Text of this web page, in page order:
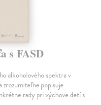
s FASD
alkoholového spektra v
zrozumiteľne popisuje
rady pri výchove detí s